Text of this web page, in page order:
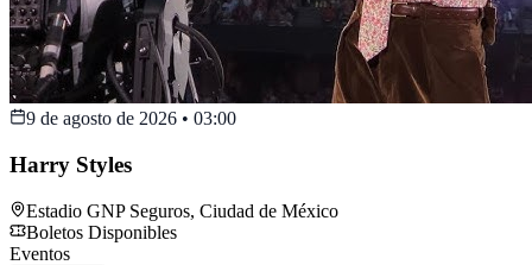
9 de agosto de 2026 • 03:00
Harry Styles
Estadio GNP Seguros, Ciudad de México
Boletos Disponibles
Eventos